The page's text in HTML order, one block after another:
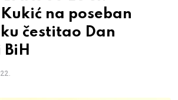
na poseban
čestitao Dan